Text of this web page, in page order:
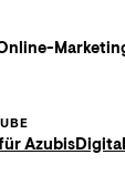
Azubis